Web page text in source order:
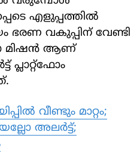
എളുപ്പത്തില്‍
ഭരണ വകുപ്പിന് വേണ്ടി
മിഷന്‍ ആണ്
വീണ്ടും മാറ്റം;
അലര്‍ട്ട്;